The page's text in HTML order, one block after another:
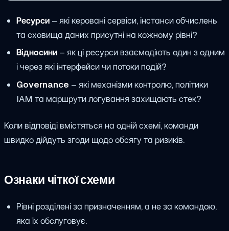
Ресурси– які керовані сервіси, інстанси обчислень
та сховища даних присутні на кожному рівні?
Відносини– як ці ресурси взаємодіють один з одним
і через які інтерфейси чи потоки подій?
Governance – які механізми контролю, політики
IAM та маршрути логування захищають стек?
Коли відповіді вмістяться на одній схемі, команди
швидко дійдуть згоди щодо обсягу та ризиків.
Ознаки чіткої схеми
Рівні розділені за призначенням, а не за командою,
яка їх обслуговує.